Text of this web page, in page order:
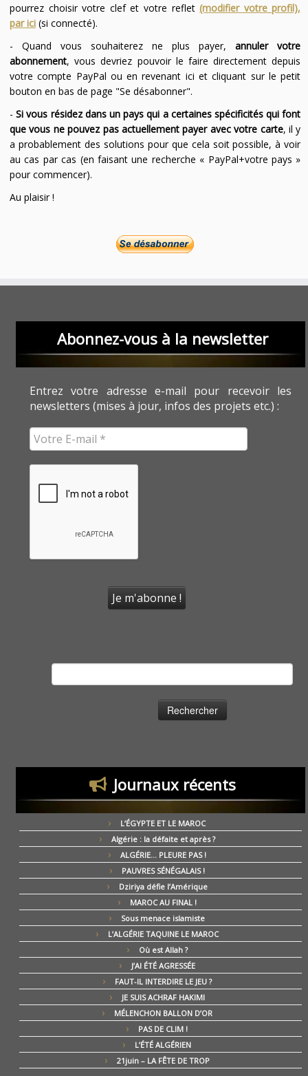
pourrez choisir votre clef et votre reflet(modifier votre profil),
par ici(si connecté).
- Quand vous souhaiterez ne plus payer,annuler votre
abonnement, vous devriez pouvoir le faire directement depuis
votre compte PayPal ou en revenant ici et cliquant sur le petit
bouton en bas de page "Se désabonner".
-Si vous résidez dans un pays qui a certaines spécificités qui font
que vous ne pouvez pas actuellement payer avec votre carte, il y
a probablement des solutions pour que cela soit possible, à voir
au cas par cas (en faisant une recherche « PayPal+votre pays »
pour commencer).
Au plaisir !
Abonnez-vous à la newsletter
Entrez votre adresse e-mail pour recevoir les
newsletters (mises à jour, infos des projets etc.) :
Journaux récents
L’ÉGYPTE ET LE MAROC
Algérie : la défaite et après ?
ALGÉRIE… PLEURE PAS !
PAUVRES SÉNÉGALAIS !
Dziriya défie l’Amérique
MAROC AU FINAL !
Sous menace islamiste
L’ALGÉRIE TAQUINE LE MAROC
Où est Allah ?
J’AI ÉTÉ AGRESSÉE
FAUT-IL INTERDIRE LE JEU ?
JE SUIS ACHRAF HAKIMI
MÉLENCHON BALLON D’OR
PAS DE CLIM !
L’ÉTÉ ALGÉRIEN
21juin – LA FÊTE DE TROP